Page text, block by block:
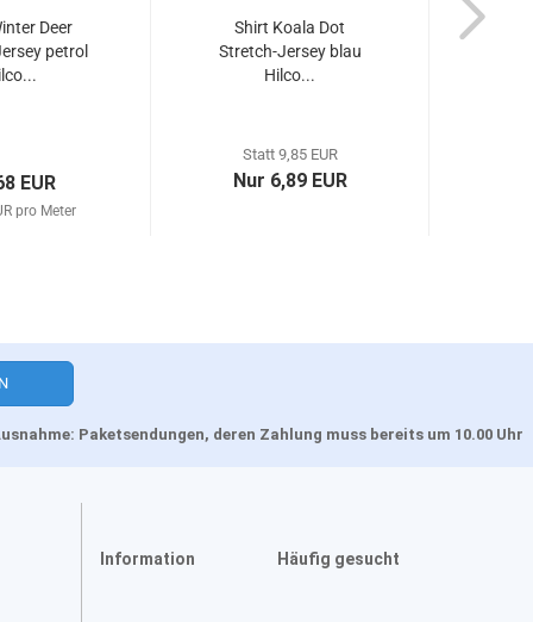
Deer
petrol
EUR
pro Meter
Shirt Koala Dot
Stretch-Jersey blau
Hilco...
Statt 9,85 EUR
Nur 6,89 EUR
Paketsendungen, deren Zahlung muss bereits um 10.00 Uhr
Information Häufig gesucht